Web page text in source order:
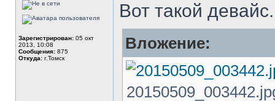
Зарегистрирован: 05 окт
2013, 10:08
Сообщения: 875
Откуда: г.Томск
Вот такой девайс.
Вложение: